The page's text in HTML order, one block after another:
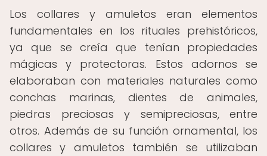
Los collares y amuletos eran elementos
fundamentales en los rituales prehistóricos,
ya que se creía que tenían propiedades
mágicas y protectoras. Estos adornos se
elaboraban con materiales naturales como
conchas marinas, dientes de animales,
piedras preciosas y semipreciosas, entre
otros. Además de su función ornamental, los
collares y amuletos también se utilizaban